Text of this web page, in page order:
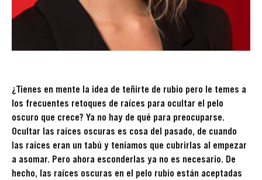
¿Tienes en mente la idea de teñirte de rubio pero le temes a
los frecuentes retoques de raíces para ocultar el pelo
oscuro que crece? Ya no hay de qué para preocuparse.
Ocultar las raíces oscuras es cosa del pasado, de cuando
las raíces eran un tabú y teníamos que cubrirlas al empezar
a asomar. Pero ahora esconderlas ya no es necesario. De
hecho, las raíces oscuras en el pelo rubio están aceptadas